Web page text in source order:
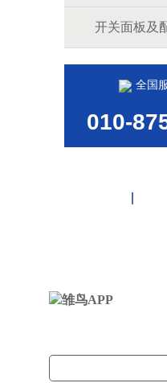
开关面板及
全国
010-